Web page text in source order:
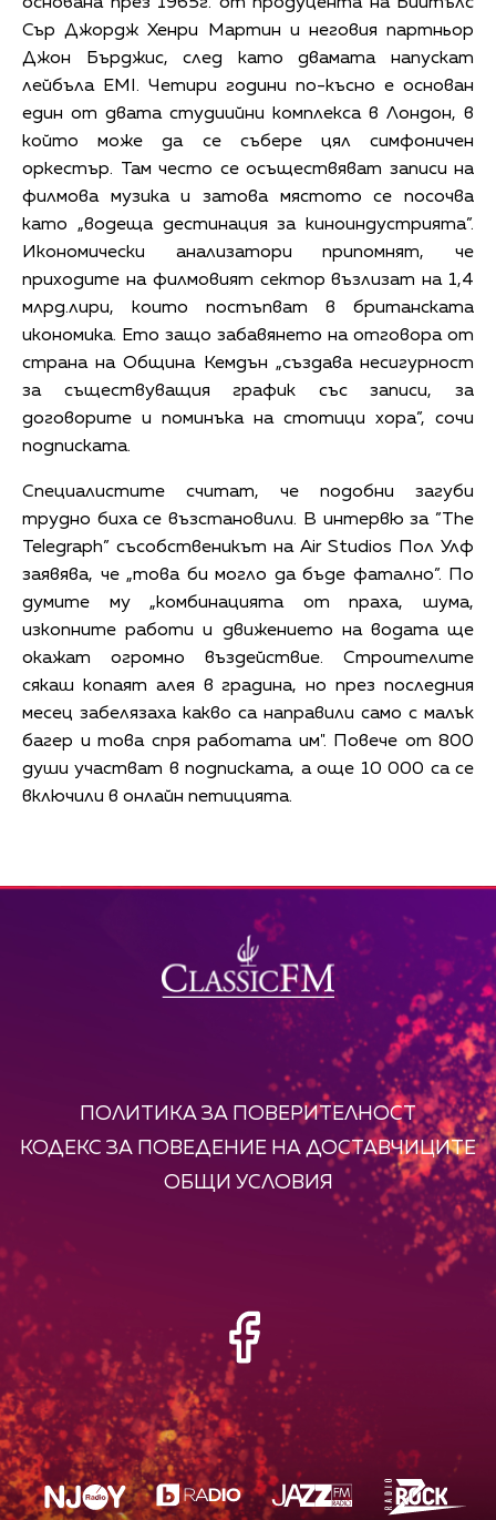
Сър Джордж Хенри Мартин и неговия партньор
Джон Бърджис, след като двамата напускат
лейбъла EMI. Четири години по-късно е основан
един от двата студиийни комплекса в Лондон, в
който може да се събере цял симфоничен
оркестър. Там често се осъществяват записи на
филмова музика и затова мястото се посочва
като „водеща дестинация за киноиндустрията”.
Икономически анализатори припомнят, че
приходите на филмовият сектор възлизат на 1,4
млрд.лири, които постъпват в британската
икономика. Ето защо забавянето на отговора от
страна на Община Кемдън „създава несигурност
за съществуващия график със записи, за
договорите и поминъка на стотици хора”, сочи
подписката.
Специалистите считат, че подобни загуби
трудно биха се възстановили. В интервю за ”The
Telegraph” съсобственикът на Air Studios Пол Улф
заявява, че „това би могло да бъде фатално”. По
думите му „комбинацията от праха, шума,
изкопните работи и движението на водата ще
окажат огромно въздействие. Строителите
сякаш копаят алея в градина, но през последния
месец забелязаха какво са направили само с малък
багер и това спря работата им". Повече от 800
души участват в подписката, а още 10 000 са се
включили в онлайн петицията.
ПОЛИТИКА ЗА ПОВЕРИТЕЛНОСТ
КОДЕКС ЗА ПОВЕДЕНИЕ НА ДОСТАВЧИЦИТЕ
ОБЩИ УСЛОВИЯ